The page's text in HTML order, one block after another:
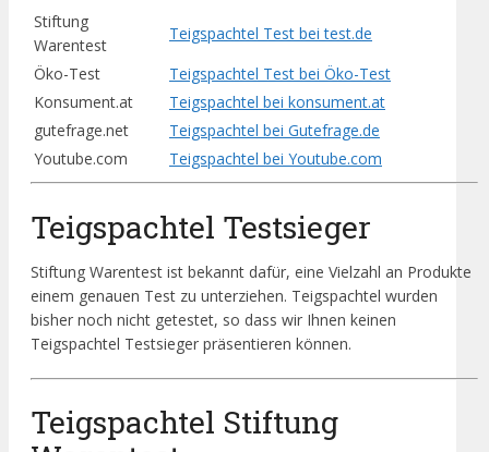
Stiftung
Warentest
Teigspachtel Test bei test.de
Öko-Test
Teigspachtel Test bei Öko-Test
Konsument.at
Teigspachtel bei konsument.at
gutefrage.net
Teigspachtel bei Gutefrage.de
Youtube.com
Teigspachtel bei Youtube.com
Teigspachtel Testsieger
Stiftung Warentest ist bekannt dafür, eine Vielzahl an Produkte
einem genauen Test zu unterziehen. Teigspachtel wurden
bisher noch nicht getestet, so dass wir Ihnen keinen
Teigspachtel Testsieger präsentieren können.
Teigspachtel Stiftung